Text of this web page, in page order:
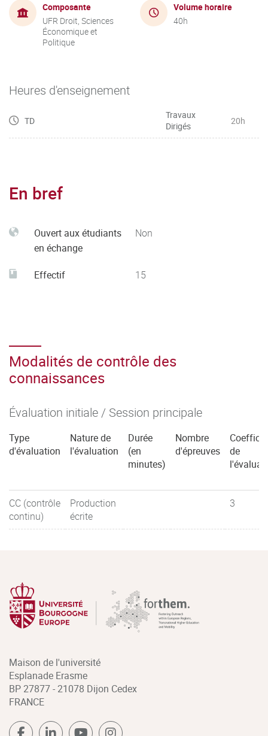
Composante
UFR Droit, Sciences
Économique et
Politique
Volume horaire
40h
Heures d'enseignement
TD
Travaux
Dirigés
20h
En bref
Ouvert aux étudiants
en échange
Non
Effectif 15
Modalités de contrôle des
connaissances
Évaluation initiale / Session principale
Type
d'évaluation
Nature de
l'évaluation
Durée
(en
minutes)
Nombre
d'épreuves
de
CC (contrôle
continu)
Production
écrite
3
Maison de l'université
Esplanade Erasme
BP 27877 - 21078 Dijon Cedex
FRANCE